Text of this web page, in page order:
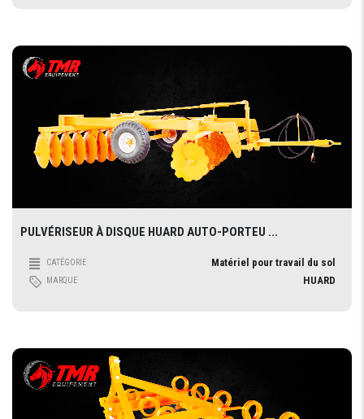
PULVÉRISEUR À DISQUE HUARD AUTO-PORTEU ...
CATÉGORIE Matériel pour travail du sol
MARQUE HUARD